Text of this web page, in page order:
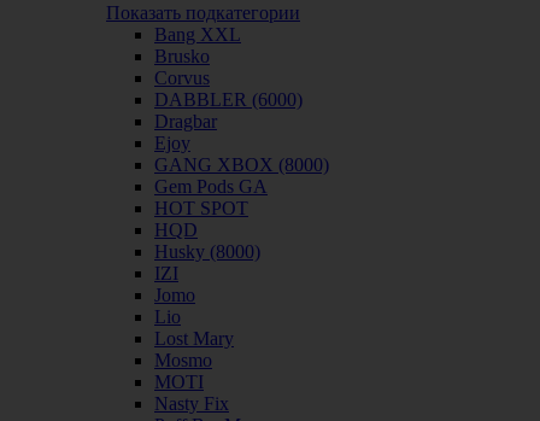
Показать подкатегории
Bang XXL
Brusko
Corvus
DABBLER (6000)
Dragbar
Ejoy
GANG XBOX (8000)
Gem Pods GA
HOT SPOT
HQD
Husky (8000)
IZI
Jomo
Lio
Lost Mary
Mosmo
MOTI
Nasty Fix